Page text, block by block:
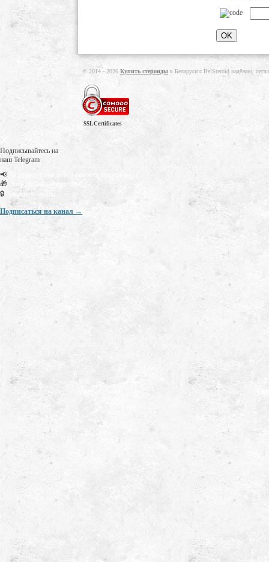
© 2014 - 2026 Купить стероиды в Беларуси с BelSteroid надёжно,
SSL Certificates
Подписывайтесь на
наш Telegram
📢
🎁
Эксклюзивные промокоды
🔒
Закрытые акции
Подписаться на канал →